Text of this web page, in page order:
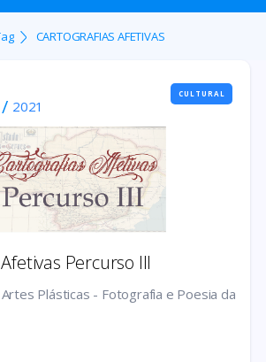
CARTOGRAFIAS AFETIVAS
/ 2021
CULTURAL
Percurso III
Plásticas - Fotografia e Poesia da